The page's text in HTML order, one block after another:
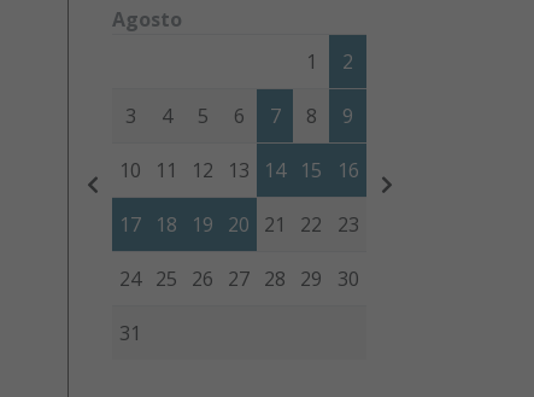
Agosto
Miércoles Jueves
1 2
3 4 5 6 7 8 9
10 11 12 13 14 15 16
17 18 19 20 21 22 23
24 25 26 27 28 29 30
31